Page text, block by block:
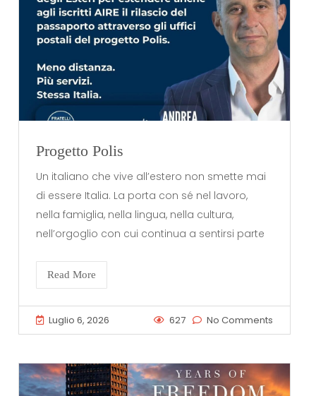
Progetto Polis
Un italiano che vive all’estero non smette mai
di essere Italia. La porta con sé nel lavoro,
nella famiglia, nella lingua, nella cultura,
nell’orgoglio con cui continua a sentirsi parte
Read More
Luglio 6, 2026 627 No Comments